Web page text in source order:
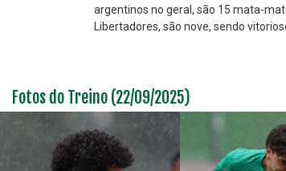
argentinos no geral, são 15 mata-
Libertadores, são nove, sendo
Fotos do Treino (22/09/2025)